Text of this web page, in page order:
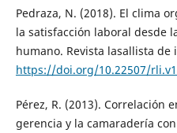
Pedraza, N. (2018). El clima
la satisfacción laboral desde
humano. Revista lasallista de
https://doi.org/10.22507/
Pérez, R. (2013). Correlación
gerencia y la camaradería